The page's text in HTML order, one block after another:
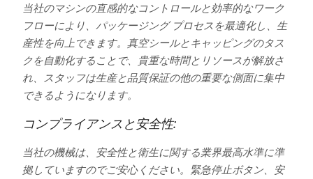
当社のマシンの直感的なコントロールと効率的なワーク
フローにより、パッケージング プロセスを最適化し、生
産性を向上できます。真空シールとキャッピングのタス
クを自動化することで、貴重な時間とリソースが解放さ
れ、スタッフは生産と品質保証の他の重要な側面に集中
できるようになります。
コンプライアンスと安全性:
当社の機械は、安全性と衛生に関する業界最高水準に準
拠していますのでご安心ください。緊急停止ボタン、安